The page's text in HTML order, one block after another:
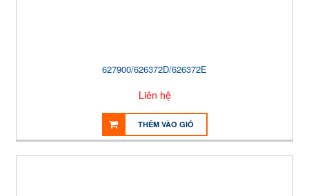
627900/626372D/626372E
Liên hệ
THÊM VÀO GIỎ